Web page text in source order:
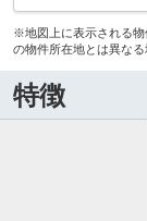
※地図上に表示される物
の物件所在地とは異なる
特徴